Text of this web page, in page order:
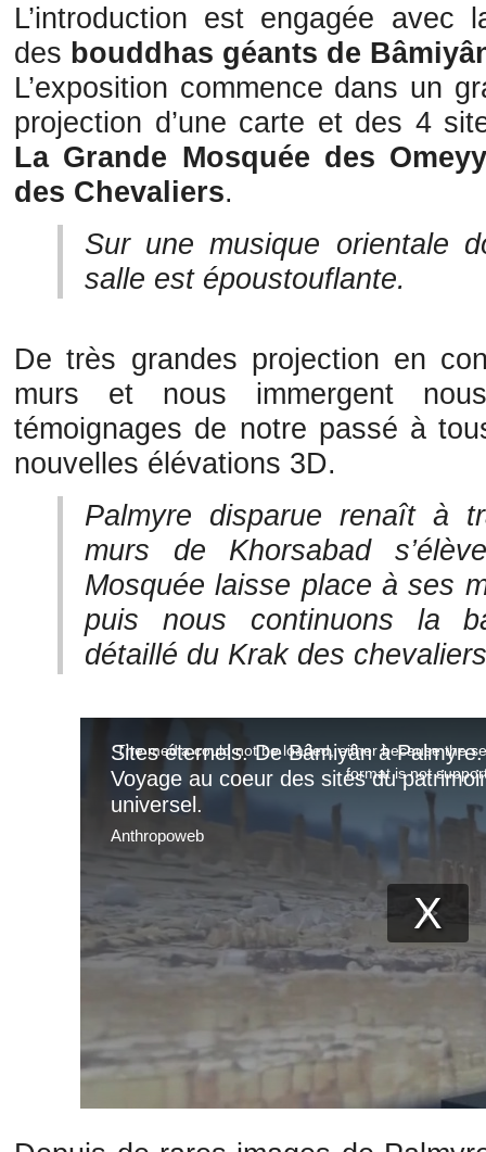
L’introduction est engagée avec
des bouddhas géants de
L’exposition commence dans un
projection d’une carte et des 4
La Grande Mosquée des
des Chevaliers.
Sur une musique orientale
salle est époustouflante.
De très grandes projection en
murs et nous immergent
témoignages de notre passé à
nouvelles élévations 3D.
Palmyre disparue renaît à
murs de Khorsabad
Mosquée laisse place à ses
puis nous continuons la
détaillé du Krak des